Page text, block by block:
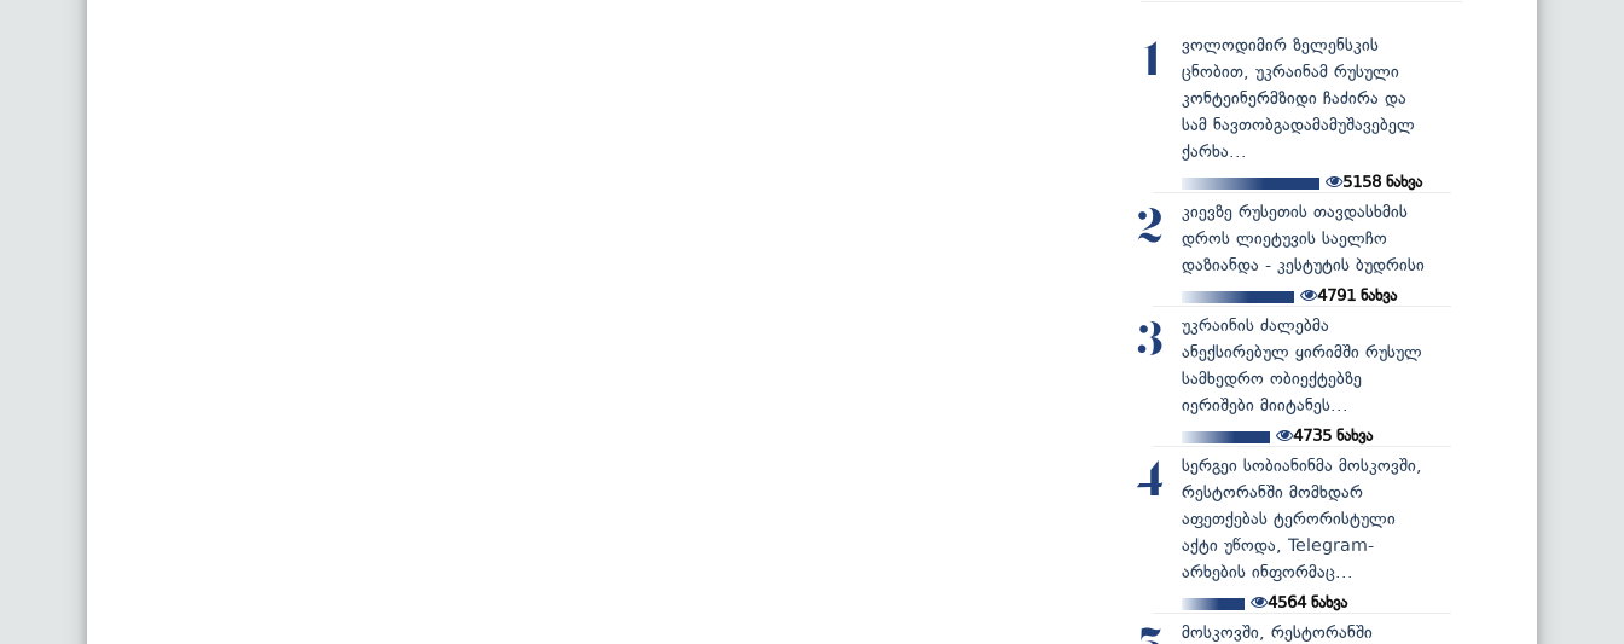
1
ვოლოდიმირ ზელენსკის
ცნობით, უკრაინამ რუსული
კონტეინერმზიდი ჩაძირა და
სამ ნავთობგადამამუშავებელ
ქარხა...
5158 ნახვა
2
კიევზე რუსეთის თავდასხმის
დროს ლიეტუვის საელჩო
დაზიანდა - კესტუტის ბუდრისი
4791 ნახვა
3
უკრაინის ძალებმა
ანექსირებულ ყირიმში რუსულ
სამხედრო ობიექტებზე
იერიშები მიიტანეს...
4735ნახვა
4
სერგეი სობიანინმა მოსკოვში,
რესტორანში მომხდარ
აფეთქებას ტერორისტული
აქტი უწოდა, Telegram-
არხების ინფორმაც...
4564ნახვა
მოსკოვში, რესტორანში